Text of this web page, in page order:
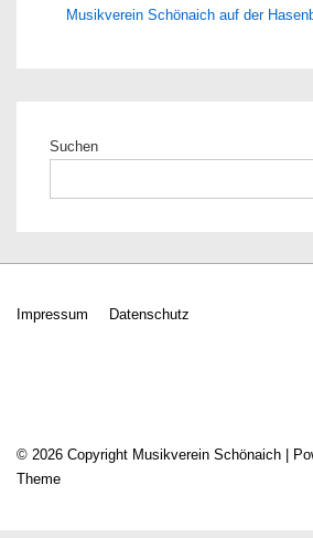
Musikverein Schönaich auf der
Suchen
Footer-
Impressum Datenschutz
© 2026 Copyright Musikverein Schönaich |
Theme